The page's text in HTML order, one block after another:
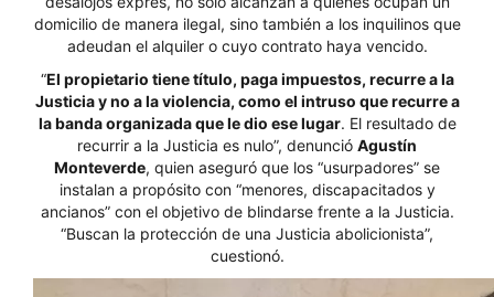
domicilio de manera ilegal, sino también a los inquilinos que
adeudan el alquiler o cuyo contrato haya vencido.
“El propietario tiene título, paga impuestos, recurre a la
Justicia y no a la violencia, como el intruso que recurre a
la banda organizada que le dio ese lugar. El resultado de
recurrir a la Justicia es nulo”, denunció Agustín
Monteverde, quien aseguró que los “usurpadores” se
instalan a propósito con “menores, discapacitados y
ancianos” con el objetivo de blindarse frente a la Justicia.
“Buscan la protección de una Justicia abolicionista”,
cuestionó.